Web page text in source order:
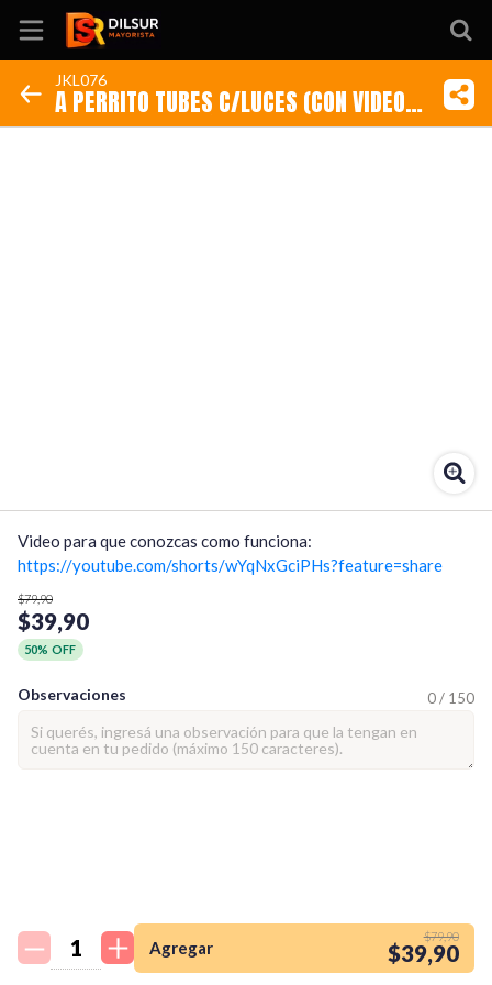
Inicio
tienda así para mi
emprendimiento!
JKL076
A PERRITO TUBES C/LUCES (CON VIDEO
EXPLICATIVO) (Código: JKL076)
https://youtube.com/shorts/wYqNxGciPHs?feature=share
$79,90
$39,90
50% OFF
Observaciones 0 / 150
Agregar
$79,90
$39,90